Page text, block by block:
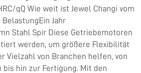
qQ Wie weit ist Jewel Changi vom
Jahr
Stahl Spir Diese Getriebemotoren
werden, um größere Flexibilität
Vielzahl von Branchen helfen, von
hin zur Fertigung. Mit den